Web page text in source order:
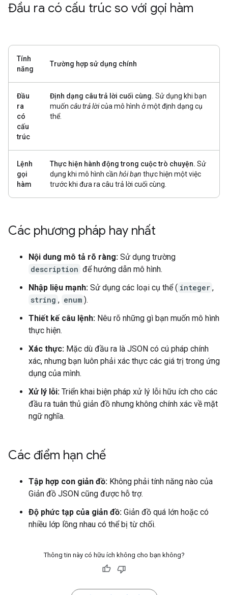
Đầu ra có cấu trúc so với gọi hàm
Tính
năng
Trường hợp sử dụng chính
Đầu
ra
có
cấu
trúc
Định dạng câu trả lời cuối cùng. Sử dụng khi bạn
muốn câu trả lờicủa mô hình ở một định dạng cụ
thể.
Lệnh
gọi
hàm
Thực hiện hành động trong cuộc trò chuyện. Sử
dụng khi mô hình cần hỏi bạn thực hiện một việc
trước khi đưa ra câu trả lời cuối cùng.
Các phương pháp hay nhất
Nội dung mô tả rõ ràng: Sử dụng trường
description để hướng dẫn mô hình.
Nhập liệu mạnh: Sử dụng các loại cụ thể ( integer ,
string , enum ).
Thiết kế câu lệnh: Nêu rõ những gì bạn muốn mô hình
thực hiện.
Xác thực: Mặc dù đầu ra là JSON có cú pháp chính
xác, nhưng bạn luôn phải xác thực các giá trị trong ứng
dụng của mình.
Xử lý lỗi: Triển khai biện pháp xử lý lỗi hữu ích cho các
đầu ra tuân thủ giản đồ nhưng không chính xác về mặt
ngữ nghĩa.
Các điểm hạn chế
Tập hợp con giản đồ: Không phải tính năng nào của
Giản đồ JSON cũng được hỗ trợ.
Độ phức tạp của giản đồ: Giản đồ quá lớn hoặc có
nhiều lớp lồng nhau có thể bị từ chối.
Thông tin này có hữu ích không cho bạn không?